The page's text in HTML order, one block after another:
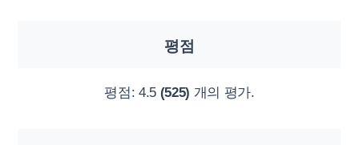
평점
평점: 4.5 (525) 개의 평가.